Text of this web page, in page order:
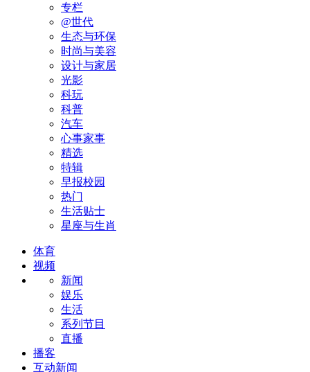
专栏
@世代
生态与环保
时尚与美容
设计与家居
光影
科玩
科普
汽车
心事家事
精选
特辑
早报校园
热门
生活贴士
星座与生肖
体育
视频
新闻
娱乐
生活
系列节目
直播
播客
互动新闻